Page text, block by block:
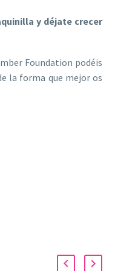
y déjate crecer
Foundation podéis
la forma que mejor os